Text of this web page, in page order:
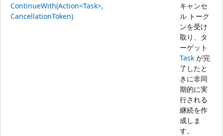
ContinueWith(Action<Task>,
CancellationToken)
キャンセ
ル トーク
ンを受け
取り、タ
ーゲット
Task が完
了したと
きに非同
期的に実
行される
継続を作
成しま
す。